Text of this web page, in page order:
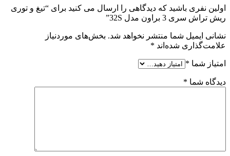
اولین نفری باشید که دیدگاهی را ارسال می کنید برای “تیغ و توری
ریش تراش سری 3 براون مدل 32S”
نشانی ایمیل شما منتشر نخواهد شد. بخش‌های موردنیاز
علامت‌گذاری شده‌اند *
امتیاز شما *
دیدگاه شما *